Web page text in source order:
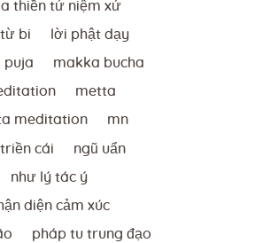
thiền tứ niệm xứ
bi lời phật dạy
puja makka bucha
metta
meditation mn
cái ngũ uẩn
như lý tác ý
diện cảm xúc
pháp tu trung đạo